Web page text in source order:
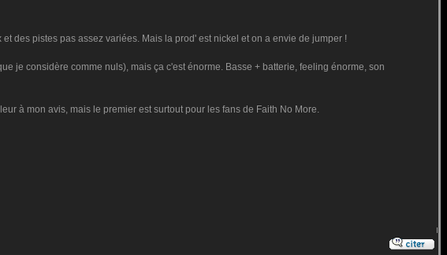
des pistes pas assez variées. Mais la prod' est nickel et on a envie de jumper !
je considère comme nuls), mais ça c'est énorme. Basse + batterie, feeling énorme, son
à mon avis, mais le premier est surtout pour les fans de Faith No More.